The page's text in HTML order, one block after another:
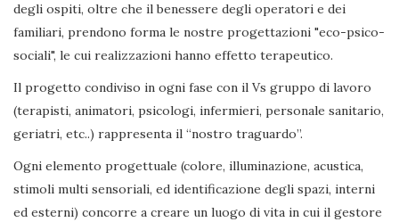
degli ospiti, oltre che il benessere degli operatori e dei
familiari, prendono forma le nostre progettazioni "eco-psico-
sociali", le cui realizzazioni hanno effetto terapeutico.
Il progetto condiviso in ogni fase con il Vs gruppo di lavoro
(terapisti, animatori, psicologi, infermieri, personale sanitario,
geriatri, etc..) rappresenta il “nostro traguardo”.
Ogni elemento progettuale (colore, illuminazione, acustica,
stimoli multi sensoriali, ed identificazione degli spazi, interni
ed esterni) concorre a creare un luogo di vita in cui il gestore